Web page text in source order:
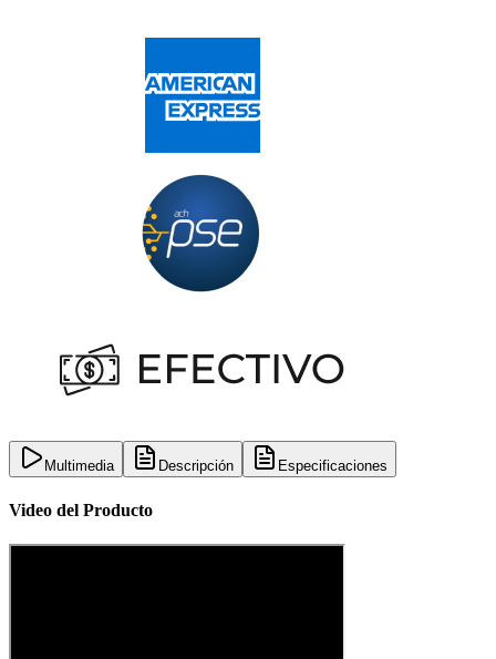
Multimedia Descripción Especificaciones
Video del Producto